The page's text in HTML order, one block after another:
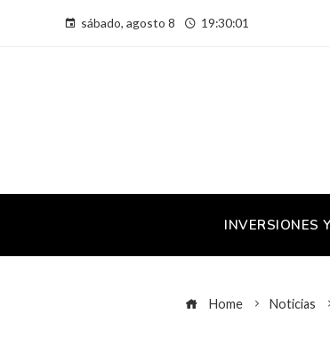
sábado, agosto 8 19:30:01
INVERSIONES
Home Noticias